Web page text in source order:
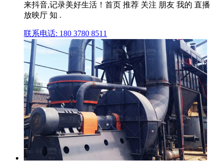
来抖音,记录美好生活！首页 推荐 关注 朋友 我的 直播
放映厅 知 .
联系电话: 180 3780 8511